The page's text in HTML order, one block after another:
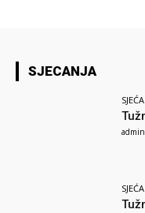
SJECANJA
admin